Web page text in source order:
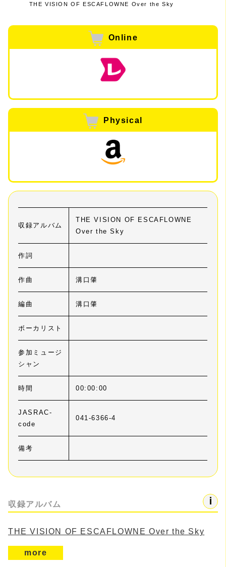
THE VISION OF ESCAFLOWNE Over the Sky
Online
Physical
収録アルバム
THE VISION OF ESCAFLOWNE
Over the Sky
作詞
作曲 溝口肇
編曲 溝口肇
ボーカリスト
参加ミュージ
シャン
時間 00:00:00
JASRAC-
code
041-6366-4
備考
収録アルバム
THE VISION OF ESCAFLOWNE Over the Sky
more